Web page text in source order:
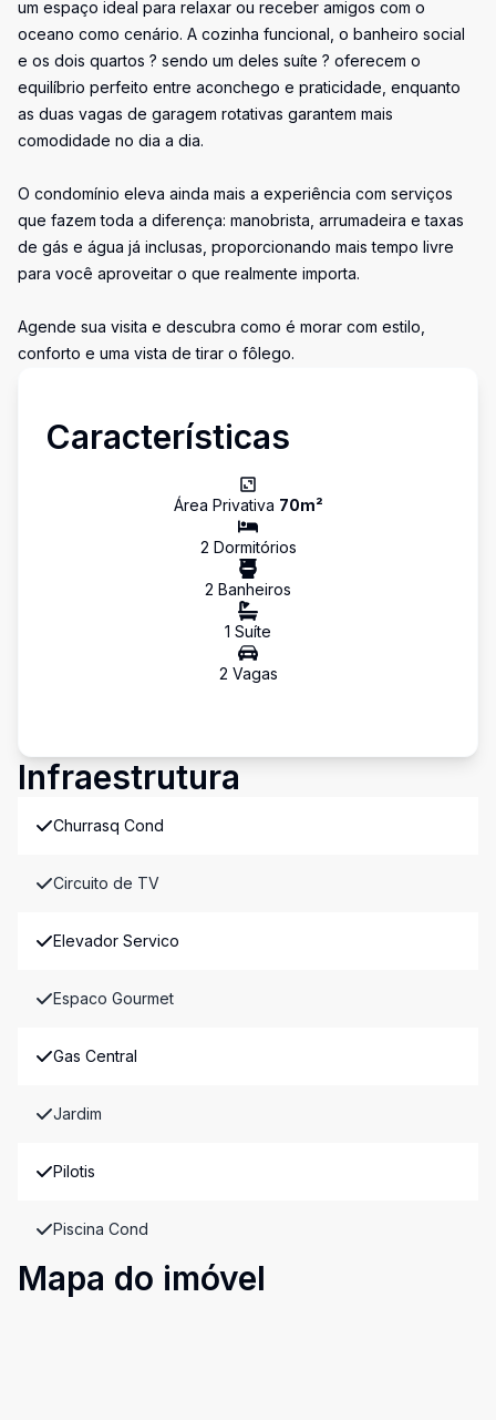
um espaço ideal para relaxar ou receber amigos com o
oceano como cenário. A cozinha funcional, o banheiro social
e os dois quartos ? sendo um deles suíte ? oferecem o
equilíbrio perfeito entre aconchego e praticidade, enquanto
as duas vagas de garagem rotativas garantem mais
comodidade no dia a dia.
O condomínio eleva ainda mais a experiência com serviços
que fazem toda a diferença: manobrista, arrumadeira e taxas
de gás e água já inclusas, proporcionando mais tempo livre
para você aproveitar o que realmente importa.
Agende sua visita e descubra como é morar com estilo,
conforto e uma vista de tirar o fôlego.
Características
Área Privativa 70m²
2 Dormitórios
2 Banheiros
1 Suíte
2 Vagas
Infraestrutura
Churrasq Cond
Circuito de TV
Elevador Servico
Espaco Gourmet
Gas Central
Jardim
Pilotis
Piscina Cond
Mapa do imóvel